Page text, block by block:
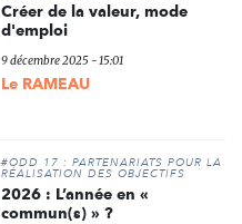
Créer de la valeur, mode
d'emploi
9 décembre 2025 - 15:01
Le RAMEAU
#ODD 17 : PARTENARIATS POUR LA
RÉALISATION DES OBJECTIFS
2026 : L’année en «
commun(s) » ?